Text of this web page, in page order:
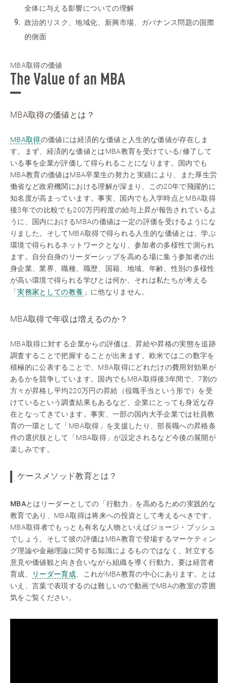
全体に与える影響についての理解
政治的リスク、地域化、新興市場、ガバナンス問題の国際
的側面
MBA取得の価値
The Value of an MBA
MBA取得の価値とは？
MBA取得の価値には経済的な価値と人生的な価値が存在しま
す。まず、経済的な価値とはMBA教育を受けている/修了して
いる事を企業が評価して得られることになります。国内でも
MBA教育の価値はMBA卒業生の努力と実績により、また厚生労
働省など政府機関における理解が深まり、この20年で飛躍的に
知名度が高まっています。事実、国内でも入学時点とMBA取得
後3年での比較でも200万円程度の給与上昇が報告されているよ
うに、国内におけるMBAの価値は一定の評価を受けるようにな
りました。そしてMBA取得で得られる人生的な価値とは、学ぶ
環境で得られるネットワークとなり、参加者の多様性で測られ
ます。自分自身のリーダーシップを高める場に集う参加者の出
身企業、業界、職種、職歴、国籍、地域、年齢、性別の多様性
が高い環境で得られる学びとは何か、それは私たちが考える
「実務家としての教養 」に他なりません。
MBA取得で年収は増えるのか？
MBA取得に対する企業からの評価は、昇給や昇格の実態を追跡
調査することで把握することが出来ます。欧米ではこの数字を
積極的に公表することで、MBA取得にどれだけの費用対効果が
あるかを競争しています。国内でもMBA取得後3年間で、7割の
方々が昇格し平均220万円の昇給（役職手当という形で）を受
けているという調査結果もあるなど、企業にとっても身近な存
在となってきています。事実、一部の国内大手企業では社員教
育の一環として「MBA取得」を支援したり、部長職への昇格条
件の選択肢として「MBA取得」が設定されるなど今後の展開が
楽しみです。
ケースメソッド教育とは？
MBAとはリーダーとしての「行動力」を高めるための実践的な
教育であり、MBA取得は将来への投資として考えるべきです。
MBA取得者でもっとも有名な人物といえばジョージ・ブッシュ
でしょう。そして彼の評価はMBA教育で登場するマーケティン
グ理論や金融理論に関する知識によるものではなく、対立する
意見や価値観と向き合いながら組織を導く行動力。要は経営者
育成、
リーダー育成 、これがMBA教育の中心にあります。とは
いえ、言葉で表現するのは難しいので動画でMBAの教室の雰囲
気をご覧ください。